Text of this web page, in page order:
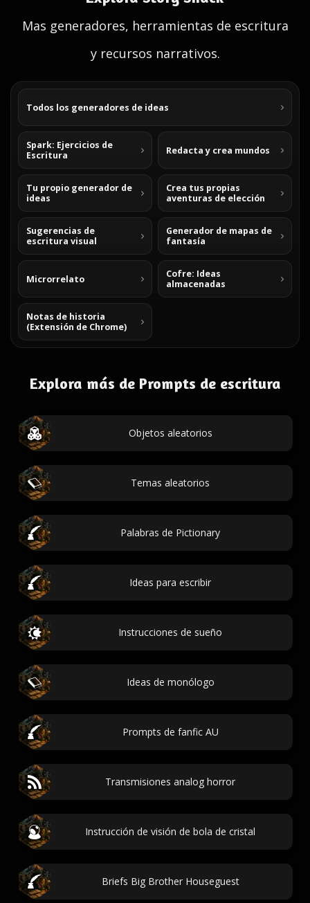
Mas generadores, herramientas de escritura
y recursos narrativos.
Todos los generadores de ideas
Spark: Ejercicios de
Escritura
Redacta y crea mundos
Tu propio generador de
ideas
Crea tus propias
aventuras de elección
Sugerencias de
escritura visual
Generador de mapas de
fantasía
Microrrelato
Cofre: Ideas
almacenadas
Notas de historia
(Extensión de Chrome)
Explora más de Prompts de escritura
Objetos aleatorios
Temas aleatorios
Palabras de Pictionary
Ideas para escribir
Instrucciones de sueño
Ideas de monólogo
Prompts de fanfic AU
Transmisiones analog horror
Instrucción de visión de bola de cristal
Briefs Big Brother Houseguest